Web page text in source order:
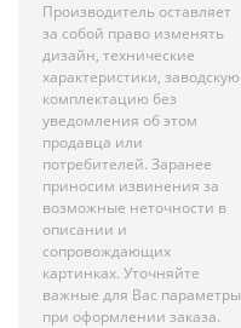
Производитель оставляет
за собой право изменять
дизайн, технические
характеристики, заводскую
комплектацию без
уведомления об этом
продавца или
потребителей. Заранее
приносим извинения за
возможные неточности в
описании и
сопровождающих
картинках. Уточняйте
важные для Вас параметры
при оформлении заказа.